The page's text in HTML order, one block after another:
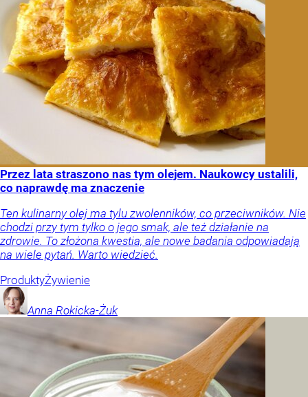
Przez lata straszono nas tym olejem. Naukowcy ustalili,
co naprawdę ma znaczenie
Ten kulinarny olej ma tylu zwolenników, co przeciwników. Nie
chodzi przy tym tylko o jego smak, ale też działanie na
zdrowie. To złożona kwestia, ale nowe badania odpowiadają
na wiele pytań. Warto wiedzieć.
ProduktyŻywienie
Anna Rokicka-Żuk